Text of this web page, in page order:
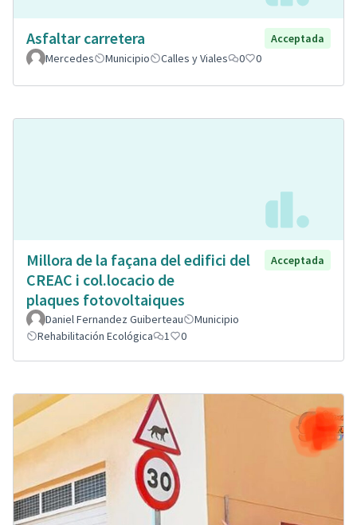
Asfaltar carretera
Acceptada
Mercedes
Municipio Calles y Viales 0 0
Millora de la façana del edifici del
CREAC i col.locacio de
plaques fotovoltaiques
Acceptada
Daniel Fernandez Guiberteau
Municipio
Rehabilitación Ecológica
1 0